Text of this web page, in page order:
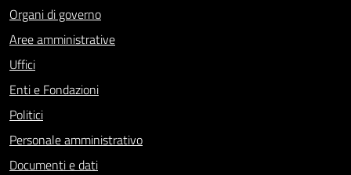
Organi di governo
Aree amministrative
Uffici
Enti e Fondazioni
Politici
Personale amministrativo
Documenti e dati